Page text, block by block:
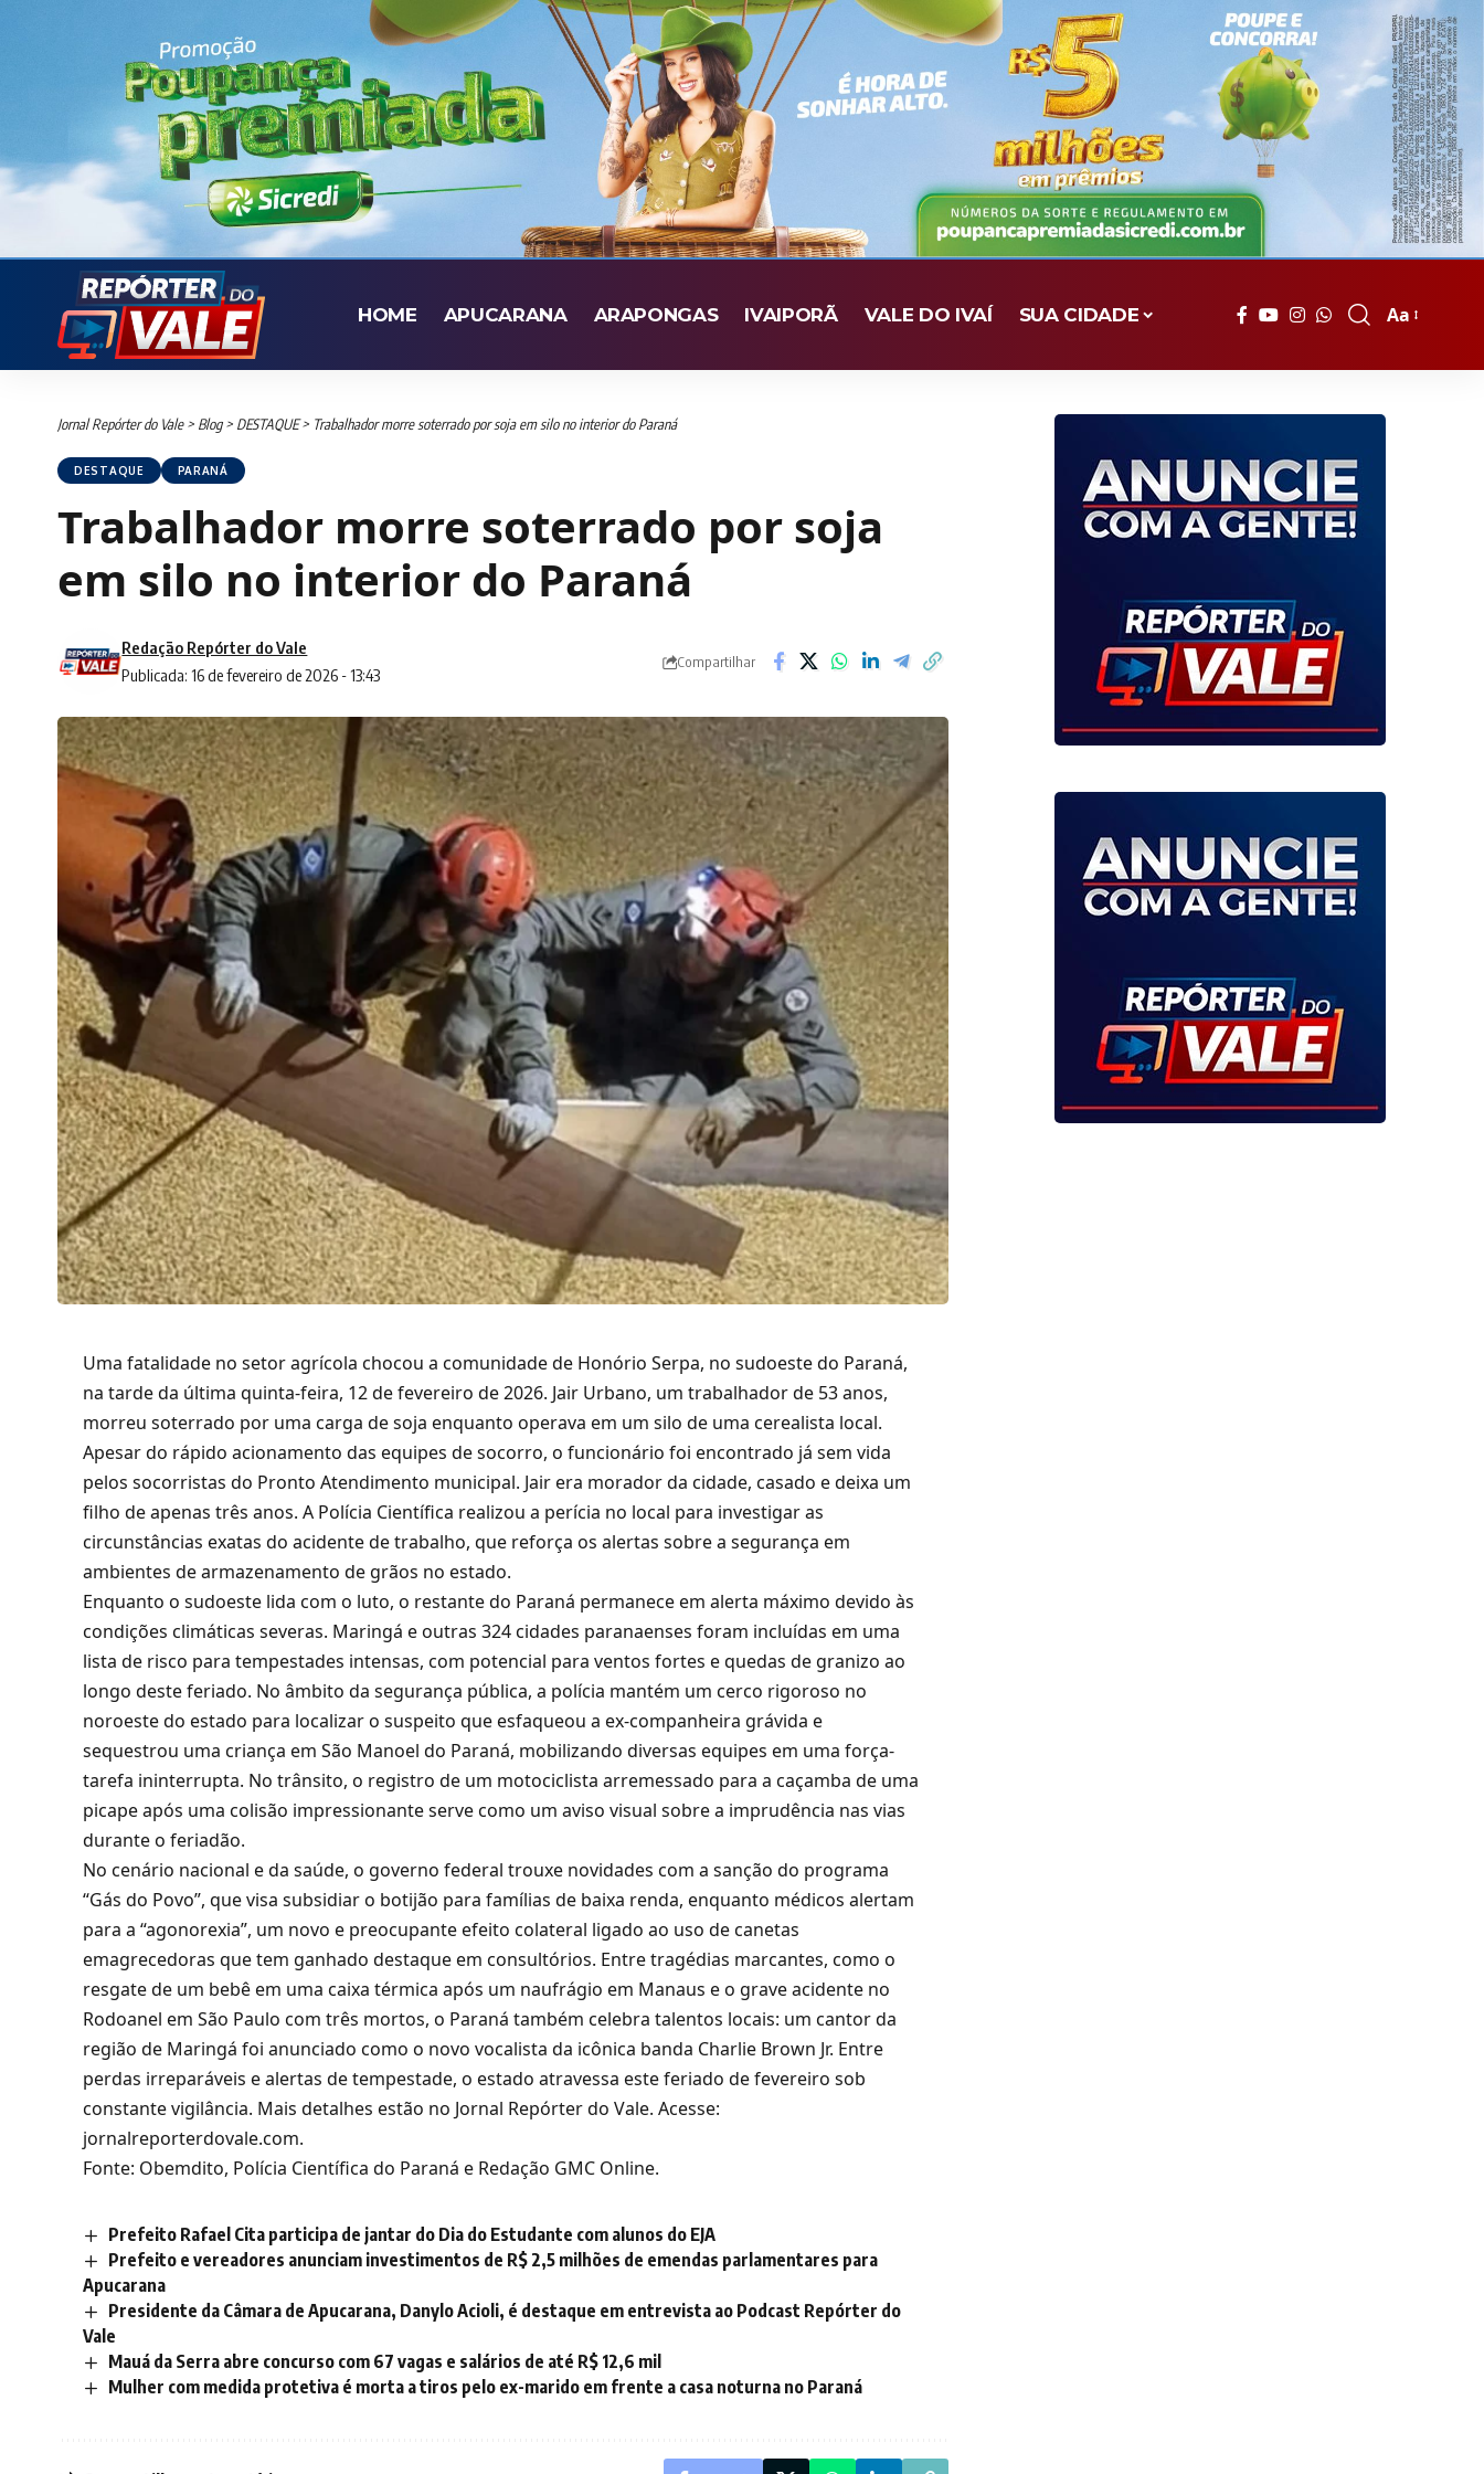
HOME APUCARANA ARAPONGAS IVAIPORÃ VALE DO IVAÍ SUA CIDADE
Font
Aa
Jornal Repórter do Vale> Blog> DESTAQUE> Trabalhador morre soterrado por soja em silo no interior do Paraná
DESTAQUE PARANÁ
Trabalhador morre soterrado por soja
em silo no interior do Paraná
Publicada: 16 de fevereiro de 2026 - 13:43
Redação Repórter do Vale
Compartilhar
Uma fatalidade no setor agrícola chocou a comunidade de Honório Serpa, no sudoeste do Paraná,
na tarde da última quinta-feira, 12 de fevereiro de 2026. Jair Urbano, um trabalhador de 53 anos,
morreu soterrado por uma carga de soja enquanto operava em um silo de uma cerealista local.
Apesar do rápido acionamento das equipes de socorro, o funcionário foi encontrado já sem vida
pelos socorristas do Pronto Atendimento municipal. Jair era morador da cidade, casado e deixa um
filho de apenas três anos. A Polícia Científica realizou a perícia no local para investigar as
circunstâncias exatas do acidente de trabalho, que reforça os alertas sobre a segurança em
ambientes de armazenamento de grãos no estado.
Enquanto o sudoeste lida com o luto, o restante do Paraná permanece em alerta máximo devido às
condições climáticas severas. Maringá e outras 324 cidades paranaenses foram incluídas em uma
lista de risco para tempestades intensas, com potencial para ventos fortes e quedas de granizo ao
longo deste feriado. No âmbito da segurança pública, a polícia mantém um cerco rigoroso no
noroeste do estado para localizar o suspeito que esfaqueou a ex-companheira grávida e
sequestrou uma criança em São Manoel do Paraná, mobilizando diversas equipes em uma força-
tarefa ininterrupta. No trânsito, o registro de um motociclista arremessado para a caçamba de uma
picape após uma colisão impressionante serve como um aviso visual sobre a imprudência nas vias
durante o feriadão.
No cenário nacional e da saúde, o governo federal trouxe novidades com a sanção do programa
“Gás do Povo”, que visa subsidiar o botijão para famílias de baixa renda, enquanto médicos alertam
para a “agonorexia”, um novo e preocupante efeito colateral ligado ao uso de canetas
emagrecedoras que tem ganhado destaque em consultórios. Entre tragédias marcantes, como o
resgate de um bebê em uma caixa térmica após um naufrágio em Manaus e o grave acidente no
Rodoanel em São Paulo com três mortos, o Paraná também celebra talentos locais: um cantor da
região de Maringá foi anunciado como o novo vocalista da icônica banda Charlie Brown Jr. Entre
perdas irreparáveis e alertas de tempestade, o estado atravessa este feriado de fevereiro sob
constante vigilância. Mais detalhes estão no Jornal Repórter do Vale. Acesse:
jornalreporterdovale.com.
Fonte: Obemdito, Polícia Científica do Paraná e Redação GMC Online.
Prefeito Rafael Cita participa de jantar do Dia do Estudante com alunos do EJA
Prefeito e vereadores anunciam investimentos de R$ 2,5 milhões de emendas parlamentares para
Apucarana
Presidente da Câmara de Apucarana, Danylo Acioli, é destaque em entrevista ao Podcast Repórter do
Vale
Mauá da Serra abre concurso com 67 vagas e salários de até R$ 12,6 mil
Mulher com medida protetiva é morta a tiros pelo ex-marido em frente a casa noturna no Paraná